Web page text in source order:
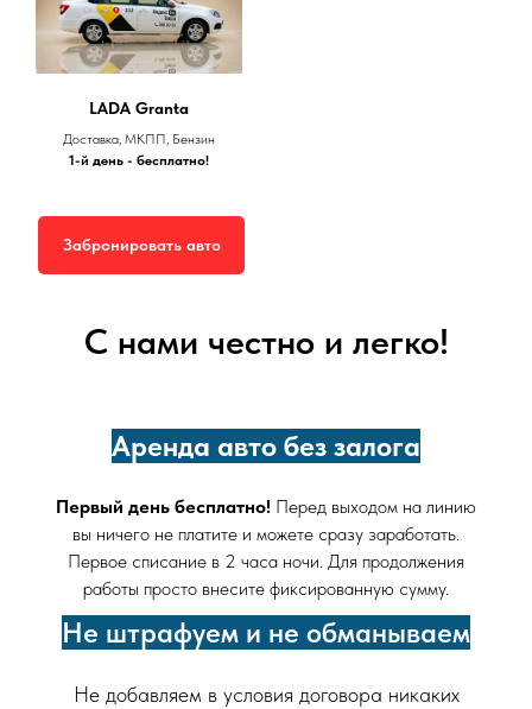
LADA Granta
Доставка, МКПП, Бензин
1-й день - бесплатно!
Забронировать авто
С нами честно и легко!
Аренда авто без залога
Первый день бесплатно! Перед выходом на линию
вы ничего не платите и можете сразу заработать.
Первое списание в 2 часа ночи. Для продолжения
работы просто внесите фиксированную сумму.
Не штрафуем и не обманываем
Не добавляем в условия договора никаких